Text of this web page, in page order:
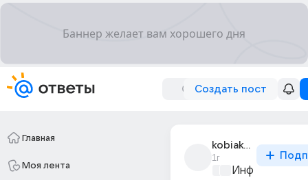
Создать пост
Главная
Моя лента
kobiakov_pushka_1
1г